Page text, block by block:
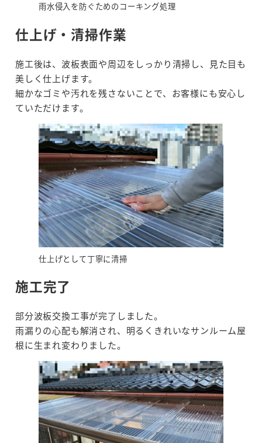
雨水侵入を防ぐためのコーキング処理
仕上げ・清掃作業
施工後は、波板表面や周辺をしっかり清掃し、見た目も
美しく仕上げます。
細かなゴミや汚れを残さないことで、お客様にも安心し
ていただけます。
仕上げとして丁寧に清掃
施工完了
部分波板交換工事が完了しました。
雨漏りの心配も解消され、明るくきれいなサンルーム屋
根に生まれ変わりました。